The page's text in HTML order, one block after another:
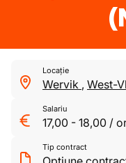
Locație
Wervik , West-
Salariu
17,00 - 18,00 /
Tip contract